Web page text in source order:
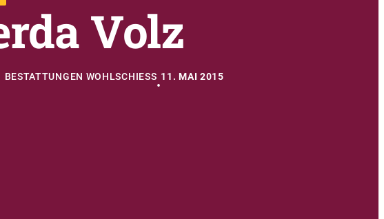
Volz
BESTATTUNGEN WOHLSCHIESS
•
11. MAI 2015